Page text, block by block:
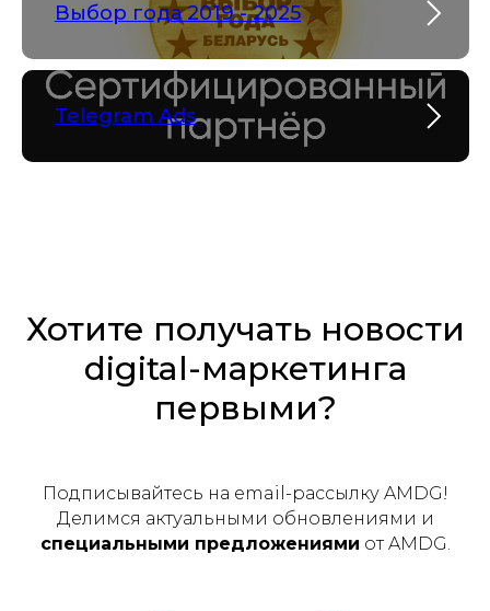
Выбор года 2019 - 2025
Telegram Ads
Хотите получать новости
digital-маркетинга
первыми?
Подписывайтесь на email-рассылку AMDG!
Делимся актуальными обновлениями и
специальными предложениями от AMDG.